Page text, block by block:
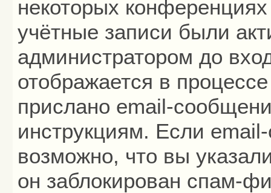
некоторых
учётные записи были
администратором до
отображается в
прислано email-
инструкциям. Если
возможно, что вы
он заблокирован спам-